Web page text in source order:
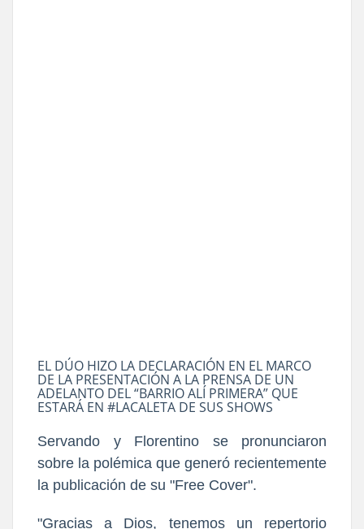
EL DÚO HIZO LA DECLARACIÓN EN EL MARCO
DE LA PRESENTACIÓN A LA PRENSA DE UN
ADELANTO DEL “BARRIO ALÍ PRIMERA” QUE
ESTARÁ EN #LACALETA DE SUS SHOWS
Servando y Florentino se pronunciaron
sobre la polémica que generó recientemente
la publicación de su "Free Cover".
"Gracias a Dios, tenemos un repertorio